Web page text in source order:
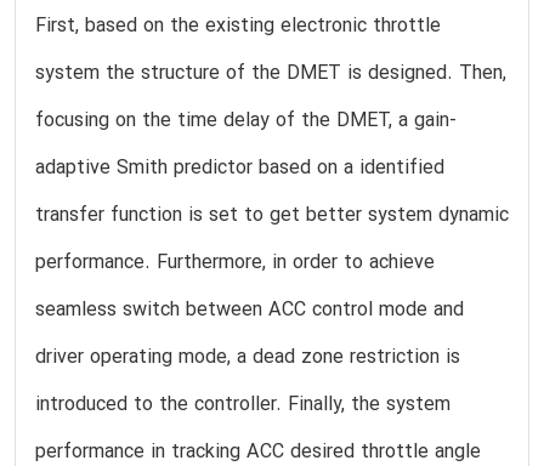
First, based on the existing electronic throttle
system the structure of the DMET is designed. Then,
focusing on the time delay of the DMET, a gain-
adaptive Smith predictor based on a identified
transfer function is set to get better system dynamic
performance. Furthermore, in order to achieve
seamless switch between ACC control mode and
driver operating mode, a dead zone restriction is
introduced to the controller. Finally, the system
performance in tracking ACC desired throttle angle